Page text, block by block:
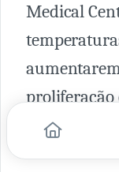
Medical
proliferação